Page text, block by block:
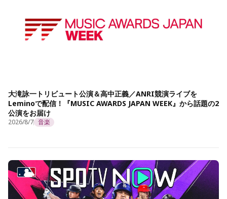
大滝詠一トリビュート公演＆高中正義／ANRI競演ライブを
Leminoで配信！『MUSIC AWARDS JAPAN WEEK』から話題の2
公演をお届け
2026/8/7 音楽